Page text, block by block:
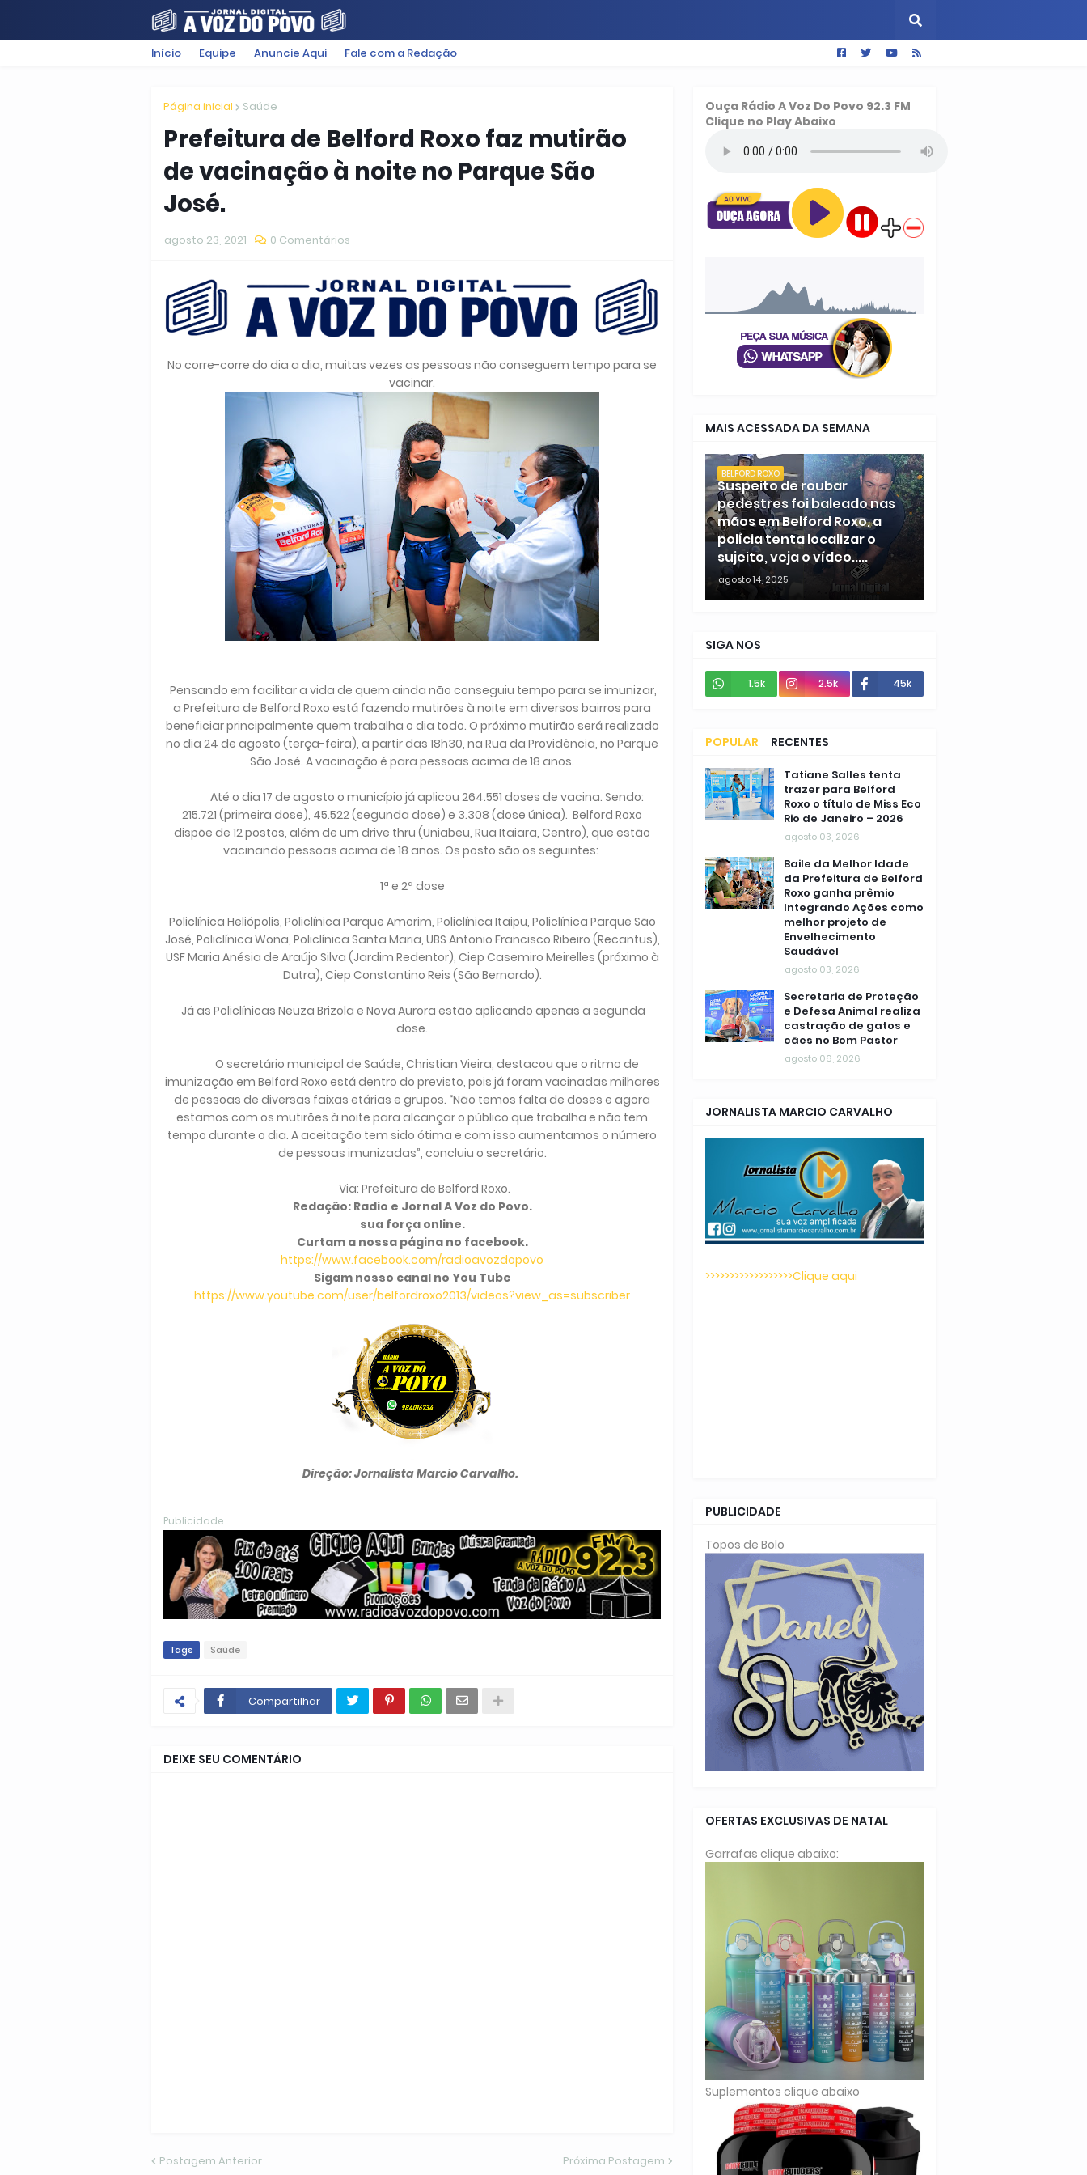
FILMES POLÍTICA SUGESTÕES BAIXADA
Início Equipe Anuncie Aqui Fale com a Redação
Página inicial Saúde
Prefeitura de Belford Roxo faz mutirão
de vacinação à noite no Parque São
José.
agosto 23, 2021 0 Comentários
No corre-corre do dia a dia, muitas vezes as pessoas não conseguem tempo para se
vacinar.
Pensando em facilitar a vida de quem ainda não conseguiu tempo para se imunizar,
a Prefeitura de Belford Roxo está fazendo mutirões à noite em diversos bairros para
beneficiar principalmente quem trabalha o dia todo. O próximo mutirão será realizado
no dia 24 de agosto (terça-feira), a partir das 18h30, na Rua da Providência, no Parque
São José. A vacinação é para pessoas acima de 18 anos.
Até o dia 17 de agosto o município já aplicou 264.551 doses de vacina. Sendo:
215.721 (primeira dose), 45.522 (segunda dose) e 3.308 (dose única). Belford Roxo
dispõe de 12 postos, além de um drive thru (Uniabeu, Rua Itaiara, Centro), que estão
vacinando pessoas acima de 18 anos. Os posto são os seguintes:
1ª e 2ª dose
Policlínica Heliópolis, Policlínica Parque Amorim, Policlínica Itaipu, Policlínica Parque São
José, Policlínica Wona, Policlínica Santa Maria, UBS Antonio Francisco Ribeiro (Recantus),
USF Maria Anésia de Araújo Silva (Jardim Redentor), Ciep Casemiro Meirelles (próximo à
Dutra), Ciep Constantino Reis (São Bernardo).
Já as Policlínicas Neuza Brizola e Nova Aurora estão aplicando apenas a segunda
dose.
O secretário municipal de Saúde, Christian Vieira, destacou que o ritmo de
imunização em Belford Roxo está dentro do previsto, pois já foram vacinadas milhares
de pessoas de diversas faixas etárias e grupos. “Não temos falta de doses e agora
estamos com os mutirões à noite para alcançar o público que trabalha e não tem
tempo durante o dia. A aceitação tem sido ótima e com isso aumentamos o número
de pessoas imunizadas”, concluiu o secretário.
Via: Prefeitura de Belford Roxo.
Redação: Radio e Jornal A Voz do Povo.
sua força online.
Curtam a nossa página no facebook.
https://www.facebook.com/radioavozdopovo
Sigam nosso canal no You Tube
https://www.youtube.com/user/belfordroxo2013/videos?view_as=subscriber
Direção: Jornalista Marcio Carvalho.
Publicidade
Tags Saúde
Compartilhar
DEIXE SEU COMENTÁRIO
Postagem Anterior Próxima Postagem
Ouça Rádio A Voz Do Povo 92.3 FM
Clique no Play Abaixo
MAIS ACESSADA DA SEMANA
BELFORD ROXO
Suspeito de roubar
pedestres foi baleado nas
mãos em Belford Roxo, a
polícia tenta localizar o
sujeito, veja o vídeo.....
agosto 14, 2025
SIGA NOS
1.5k 2.5k 45k
POPULAR
RECENTES
COMENTÁRIOSTatiane Salles tenta
trazer para Belford
Roxo o título de Miss Eco
Rio de Janeiro – 2026
agosto 03, 2026
Baile da Melhor Idade
da Prefeitura de Belford
Roxo ganha prêmio
Integrando Ações como
melhor projeto de
Envelhecimento
Saudável
agosto 03, 2026
Secretaria de Proteção
e Defesa Animal realiza
castração de gatos e
cães no Bom Pastor
agosto 06, 2026
JORNALISTA MARCIO CARVALHO
>>>>>>>>>>>>>>>>>>Clique aqui
PUBLICIDADE
Topos de Bolo
OFERTAS EXCLUSIVAS DE NATAL
Garrafas clique abaixo:
Suplementos clique abaixo